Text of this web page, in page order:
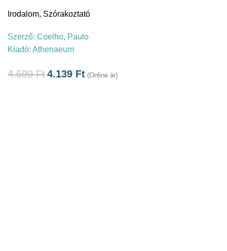
Irodalom, Szórakoztató
Szerző: Coelho, Paulo
Kiadó: Athenaeum
4.599Ft4.139 Ft (Online ár)